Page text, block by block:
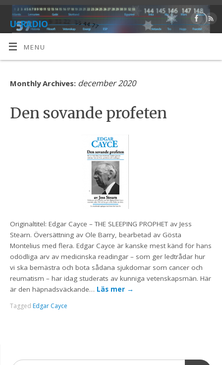
u-radio
MENU
Monthly Archives: december 2020
Den sovande profeten
Originaltitel: Edgar Cayce – THE SLEEPING PROPHET av Jess
Stearn. Översättning av Ole Barry, bearbetad av Gösta
Montelius med flera. Edgar Cayce är kanske mest känd för hans
odödliga arv av medicinska readingar – som ger ledtrådar hur
vi ska bemästra och bota sådana sjukdomar som cancer och
reumatism – har idag studerats av kunniga vetenskapsmän. Här
är den häpnadsväckande… Läs mer →
Tagged Edgar Cayce